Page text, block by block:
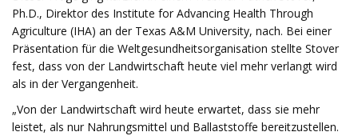
Ph.D., Direktor des Institute for Advancing Health Through
Agriculture (IHA) an der Texas A&M University, nach. Bei einer
Präsentation für die Weltgesundheitsorganisation stellte Stover
fest, dass von der Landwirtschaft heute viel mehr verlangt wird
als in der Vergangenheit.
„Von der Landwirtschaft wird heute erwartet, dass sie mehr
leistet, als nur Nahrungsmittel und Ballaststoffe bereitzustellen.